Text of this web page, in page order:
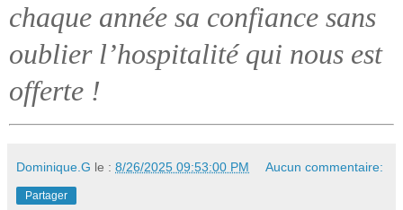
chaque année sa confiance sans
oublier l’hospitalité qui nous est
offerte !
Dominique.G le : 8/26/2025 09:53:00 PM Aucun commentaire:
Partager